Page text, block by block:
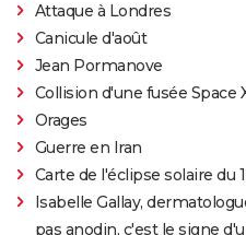
Attaque à Londres
Canicule d'août
Jean Pormanove
Collision d'une fusée Space
Orages
Guerre en Iran
Carte de l'éclipse solaire du
Isabelle Gallay,
pas anodin, c'est le signe